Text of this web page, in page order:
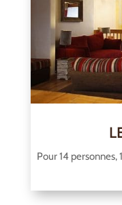
Pour 14